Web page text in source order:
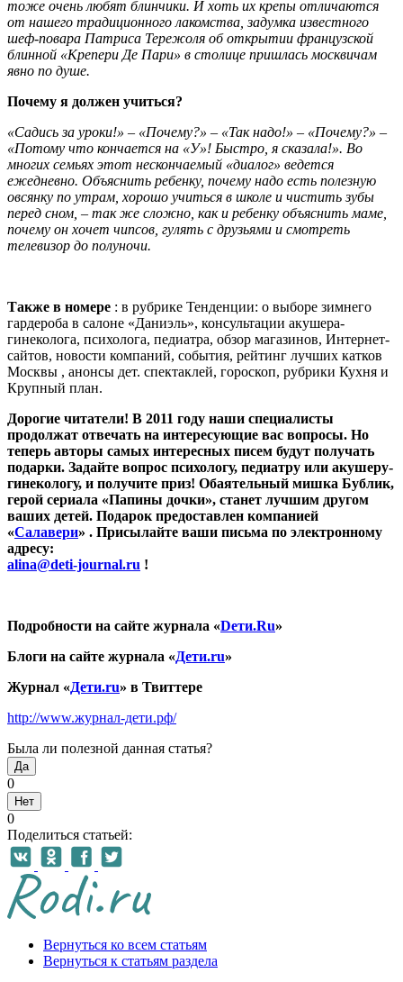
тоже очень любят блинчики. И хоть их крепы отличаются
от нашего традиционного лакомства, задумка известного
шеф-повара Патриса Тережоля об открытии французской
блинной «Крепери Де Пари» в столице пришлась москвичам
явно по душе.
Почему я должен учиться?
«Садись за уроки!» – «Почему?» – «Так надо!» – «Почему?» –
«Потому что кончается на «У»! Быстро, я сказала!». Во
многих семьях этот нескончаемый «диалог» ведется
ежедневно. Объяснить ребенку, почему надо есть полезную
овсянку по утрам, хорошо учиться в школе и чистить зубы
перед сном, – так же сложно, как и ребенку объяснить маме,
почему он хочет чипсов, гулять с друзьями и смотреть
телевизор до полуночи.
Также в номере : в рубрике Тенденции: о выборе зимнего
гардероба в салоне «Даниэль», консультации акушера-
гинеколога, психолога, педиатра, обзор магазинов, Интернет-
сайтов, новости компаний, события, рейтинг лучших катков
Москвы , анонсы дет. спектаклей, гороскоп, рубрики Кухня и
Крупный план.
Дорогие читатели! В 2011 году наши специалисты
продолжат отвечать на интересующие вас вопросы. Но
теперь авторы самых интересных писем будут получать
подарки. Задайте вопрос психологу, педиатру или акушеру-
гинекологу, и получите приз! Обаятельный мишка Бублик,
герой сериала «Папины дочки», станет лучшим другом
ваших детей. Подарок предоставлен компанией
«Салавери» . Присылайте ваши письма по электронному
адресу:
alina@deti-journal.ru !
Подробности на сайте журнала «Dети.Ru»
Блоги на сайте журнала «Дети.ru»
Журнал «Дети.ru» в Твиттере
http://www.журнал-дети.рф/
Была ли полезной данная статья?
Да
0
Нет
0
Поделиться статьей:
Вернуться ко всем статьям
Вернуться к статьям раздела